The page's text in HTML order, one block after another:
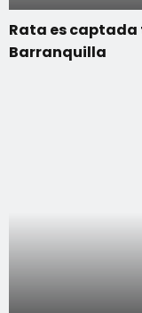
Rata es captada
Barranquilla